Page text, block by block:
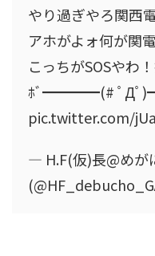
やり過ぎやろ関西
アホがよォ何が関
こっちがSOSやわ
ﾎﾞ━━━━(# ﾟДﾟ
pic.twitter.com/
— H.F(仮)長@めが